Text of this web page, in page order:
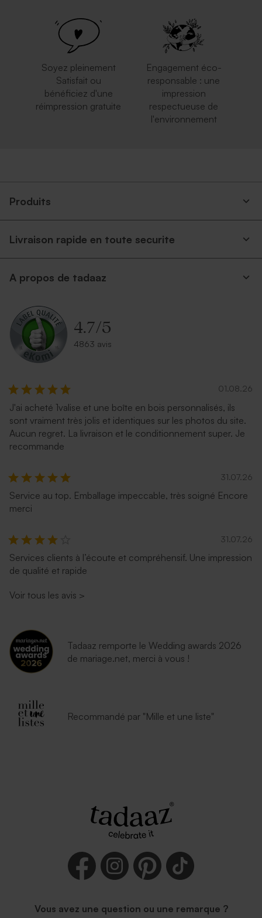
Soyez pleinement
Satisfait ou
bénéficiez d'une
réimpression gratuite
Engagement éco-
responsable : une
impression
respectueuse de
l'environnement
Produits
Livraison rapide en toute securite
A propos de tadaaz
4.7/5
4863 avis
01.08.26
J'ai acheté 1valise et une boîte en bois personnalisés, ils
sont vraiment très jolis et identiques sur les photos du site.
Aucun regret. La livraison et le conditionnement super. Je
recommande
31.07.26
Service au top. Emballage impeccable, très soigné Encore
merci
31.07.26
Services clients à l’écoute et compréhensif. Une impression
de qualité et rapide
Voir tous les avis >
Tadaaz remporte le Wedding awards 2026
de mariage.net, merci à vous !
Recommandé par "Mille et une liste"
Vous avez une question ou une remarque ?